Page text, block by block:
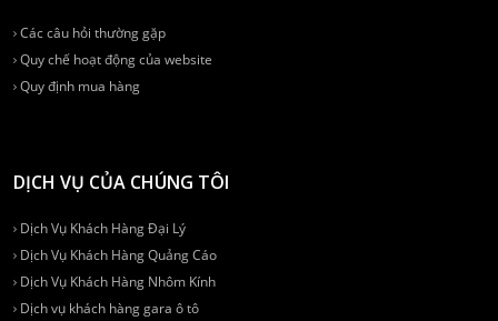
Các câu hỏi thường gặp
Quy chế hoạt động của website
Quy định mua hàng
DỊCH VỤ CỦA CHÚNG TÔI
Dịch Vụ Khách Hàng Đại Lý
Dịch Vụ Khách Hàng Quảng Cáo
Dịch Vụ Khách Hàng Nhôm Kính
Dịch vụ khách hàng gara ô tô